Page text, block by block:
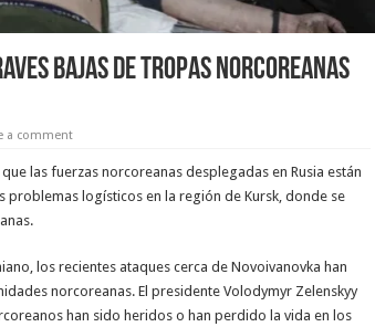
Bajas de Tropas Norcoreanas
a comment
las fuerzas norcoreanas desplegadas en Rusia están
logísticos en la región de Kursk, donde se
los recientes ataques cerca de Novoivanovka han
norcoreanas. El presidente Volodymyr Zelenskyy
han sido heridos o han perdido la vida en los